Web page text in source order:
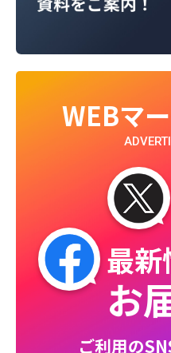
WEBマ
最新
お
ご利用の